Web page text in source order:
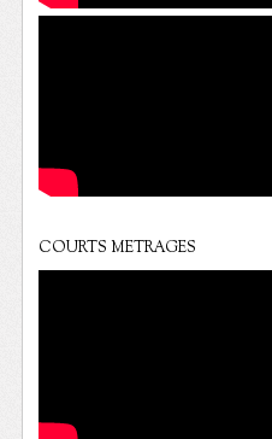
COURTS METRAGES